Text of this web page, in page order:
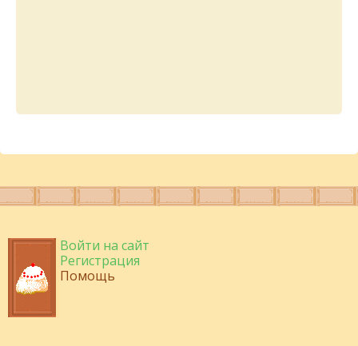
Войти на сайт
Регистрация
Помощь